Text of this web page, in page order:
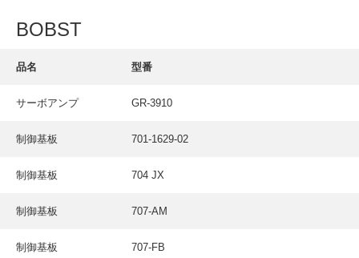
COMPANY PROFILE
INTERVIEW
お客様インタビュー
RECRUIT
BOBST
品名 型番
サーボアンプ GR-3910
制御基板 701-1629-02
制御基板 704 JX
制御基板 707-AM
制御基板 707-FB